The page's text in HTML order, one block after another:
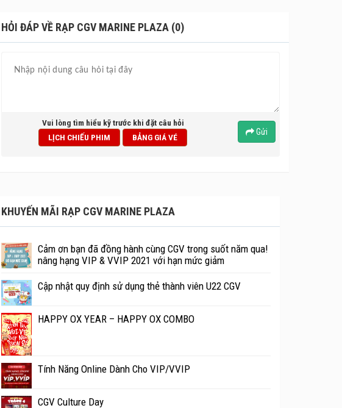
âm thanh vòm tạo hiệu ứng đa chiều Dolby Surround 7.1,
HỎI ĐÁP VỀ RẠP CGV MARINE PLAZA (0)
Vui lòng tìm hiểu kỹ trước khi đặt câu hỏi
LỊCH CHIẾU PHIM
BẢNG GIÁ VÉ
Gửi
KHUYẾN MÃI RẠP CGV MARINE PLAZA
Cảm ơn bạn đã đồng hành cùng CGV trong suốt năm qua!
nâng hạng VIP & VVIP 2021 với hạn mức giảm
Cập nhật quy định sử dụng thẻ thành viên U22 CGV
HAPPY OX YEAR – HAPPY OX COMBO
Tính Năng Online Dành Cho VIP/VVIP
CGV Culture Day